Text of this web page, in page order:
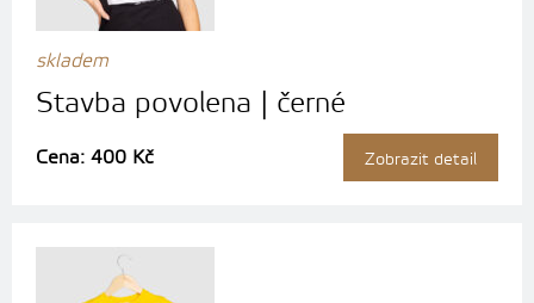
skladem
Stavba povolena | černé
Cena: 400 Kč Zobrazit detail